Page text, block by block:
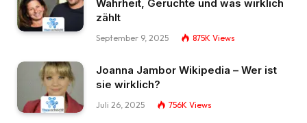
Wahrheit, Gerüchte und was wirklich
zählt
September 9, 2025 875K Views
Joanna Jambor Wikipedia – Wer ist
sie wirklich?
Juli 26, 2025 756K Views